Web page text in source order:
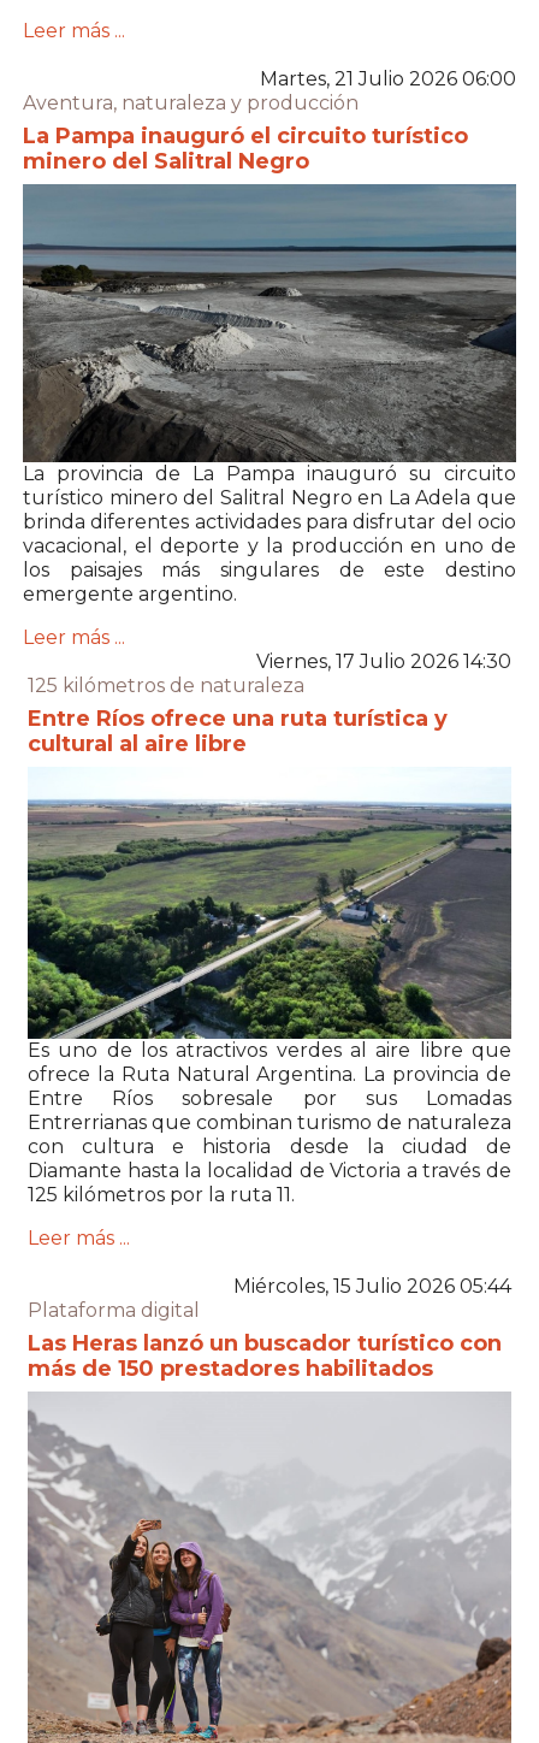
Leer más ...
Martes, 21 Julio 2026 06:00
Aventura, naturaleza y producción
La Pampa inauguró el circuito turístico
minero del Salitral Negro
La provincia de La Pampa inauguró su circuito
turístico minero del Salitral Negro en La Adela que
brinda diferentes actividades para disfrutar del ocio
vacacional , el deporte y la producción en uno de
los paisajes más singulares de este destino
emergente argentino.
Leer más ...
Viernes, 17 Julio 2026 14:30
125 kilómetros de naturaleza
Entre Ríos ofrece una ruta turística y
cultural al aire libre
Es uno de los atractivos verdes al aire libre que
ofrece la Ruta Natural Argentina. La provincia de
Entre Ríos sobresale por sus Lomadas
Entrerrianas que combinan turismo de naturaleza
con cultura e historia desde la ciudad de
Diamante hasta la localidad de Victoria a través de
125 kilómetros por la ruta 11.
Leer más ...
Miércoles, 15 Julio 2026 05:44
Plataforma digital
Las Heras lanzó un buscador turístico con
más de 150 prestadores habilitados